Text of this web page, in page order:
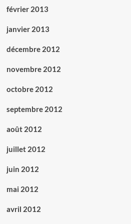
février 2013
janvier 2013
décembre 2012
novembre 2012
octobre 2012
septembre 2012
août 2012
juillet 2012
juin 2012
mai 2012
avril 2012